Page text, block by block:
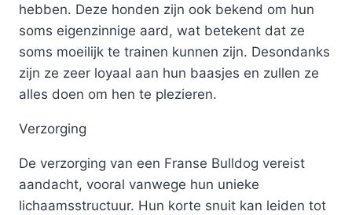
hebben. Deze honden zijn ook bekend om hun
soms eigenzinnige aard, wat betekent dat ze
soms moeilijk te trainen kunnen zijn. Desondanks
zijn ze zeer loyaal aan hun baasjes en zullen ze
alles doen om hen te plezieren.
Verzorging
De verzorging van een Franse Bulldog vereist
aandacht, vooral vanwege hun unieke
lichaamsstructuur. Hun korte snuit kan leiden tot